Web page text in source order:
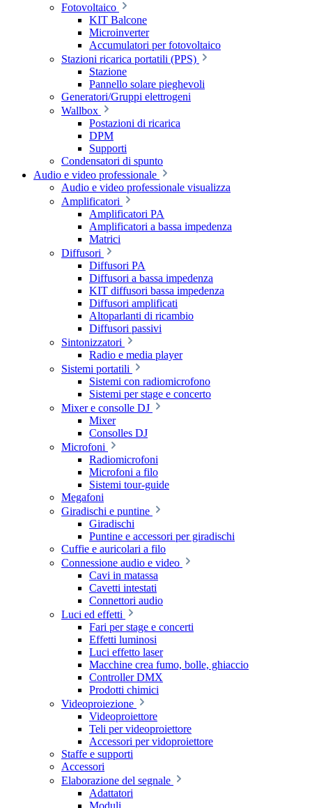
Fotovoltaico
KIT Balcone
Microinverter
Accumulatori per fotovoltaico
Stazioni ricarica portatili (PPS)
Stazione
Pannello solare pieghevoli
Generatori/Gruppi elettrogeni
Wallbox
Postazioni di ricarica
DPM
Supporti
Condensatori di spunto
Audio e video professionale
Audio e video professionale visualizza
Amplificatori
Amplificatori PA
Amplificatori a bassa impedenza
Matrici
Diffusori
Diffusori PA
Diffusori a bassa impedenza
KIT diffusori bassa impedenza
Diffusori amplificati
Altoparlanti di ricambio
Diffusori passivi
Sintonizzatori
Radio e media player
Sistemi portatili
Sistemi con radiomicrofono
Sistemi per stage e concerto
Mixer e consolle DJ
Mixer
Consolles DJ
Microfoni
Radiomicrofoni
Microfoni a filo
Sistemi tour-guide
Megafoni
Giradischi e puntine
Giradischi
Puntine e accessori per giradischi
Cuffie e auricolari a filo
Connessione audio e video
Cavi in matassa
Cavetti intestati
Connettori audio
Luci ed effetti
Fari per stage e concerti
Effetti luminosi
Luci effetto laser
Macchine crea fumo, bolle, ghiaccio
Controller DMX
Prodotti chimici
Videoproiezione
Videoproiettore
Teli per videoproiettore
Accessori per vidoproiettore
Staffe e supporti
Accessori
Elaborazione del segnale
Adattatori
Moduli